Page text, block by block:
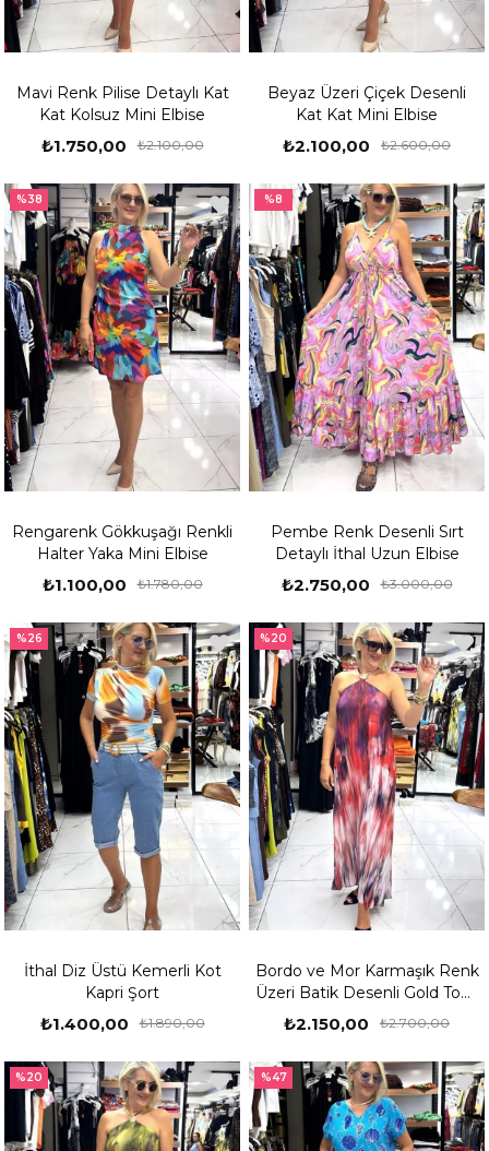
Mavi Renk Pilise Detaylı Kat
Kat Kolsuz Mini Elbise
₺1.750,00 ₺2.100,00
Beyaz Üzeri Çiçek Desenli
Kat Kat Mini Elbise
₺2.100,00 ₺2.600,00
Rengarenk Gökkuşağı Renkli
Halter Yaka Mini Elbise
₺1.100,00 ₺1.780,00
%38
Pembe Renk Desenli Sırt
Detaylı İthal Uzun Elbise
₺2.750,00 ₺3.000,00
%8
İthal Diz Üstü Kemerli Kot
Kapri Şort
₺1.400,00 ₺1.890,00
%26
Bordo ve Mor Karmaşık Renk
Üzeri Batik Desenli Gold Toka
Detaylı Uzun Elbise
₺2.150,00 ₺2.700,00
%20
%20 %47